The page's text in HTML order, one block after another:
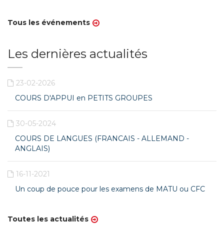
Tous les événements
Les dernières actualités
23-02-2026
COURS D'APPUI en PETITS GROUPES
30-05-2024
COURS DE LANGUES (FRANCAIS - ALLEMAND -
ANGLAIS)
16-11-2021
Un coup de pouce pour les examens de MATU ou CFC
Toutes les actualités